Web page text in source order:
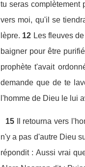
tu seras complètement
vers moi, qu'il se
lèpre. 12 Les fleuves
baigner pour être
prophète t'avait
demande que de te
l'homme de Dieu le lui
15
Il retourna vers
n'y a pas d'autre Dieu
répondit : Aussi vrai